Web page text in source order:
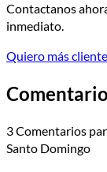
Contactanos
inmediato.
Quiero más
3 Comentarios
Santo Domingo